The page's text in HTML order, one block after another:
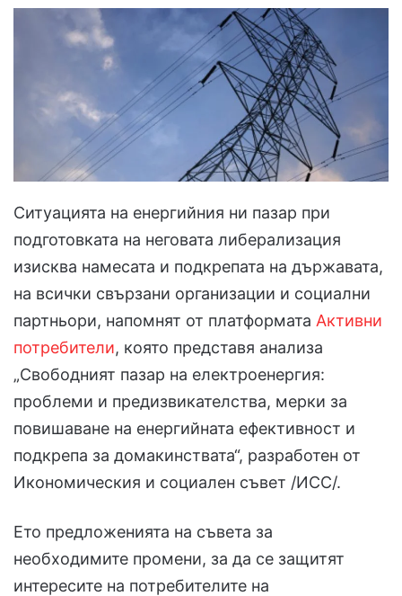
Ситуацията на енергийния ни пазар при
подготовката на неговата либерализация
изисква намесата и подкрепата на държавата,
на всички свързани организации и социални
партньори, напомнят от платформата Активни
потребители, която представя анализа
„Свободният пазар на електроенергия:
проблеми и предизвикателства, мерки за
повишаване на енергийната ефективност и
подкрепа за домакинствата“, разработен от
Икономическия и социален съвет /ИСС/.
Ето предложенията на съвета за
необходимите промени, за да се защитят
интересите на потребителите на